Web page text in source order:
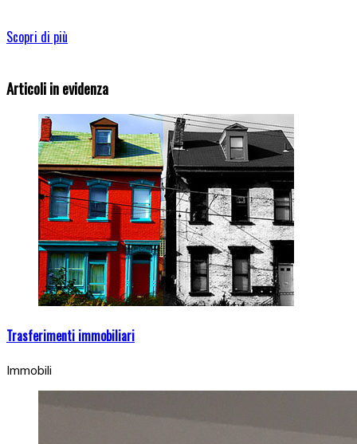
Scopri di più
Articoli in evidenza
Trasferimenti immobiliari
Immobili